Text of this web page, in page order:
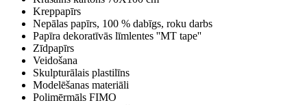
Kreppapīrs
Nepālas papīrs, 100 % dabīgs, roku darbs
Papīra dekoratīvās līmlentes ''MT tape''
Zīdpapīrs
Veidošana
Skulpturālais plastilīns
Modelēšanas materiāli
Polimērmāls FIMO